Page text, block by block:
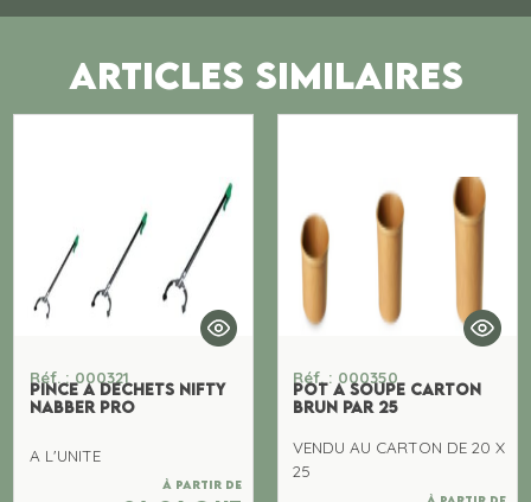
ARTICLES SIMILAIRES
Réf. : 000321
PINCE A DECHETS NIFTY
NABBER PRO
A L'UNITE
À partir de
Réf. : 000350
POT A SOUPE CARTON
BRUN PAR 25
VENDU AU CARTON DE 20 X
25